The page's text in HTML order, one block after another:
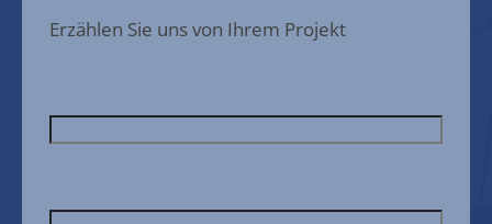
Erzählen Sie uns von Ihrem Projekt